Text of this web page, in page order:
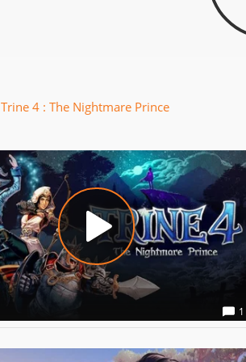
Trine 4 : The Nightmare Prince
1